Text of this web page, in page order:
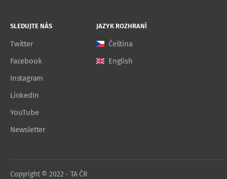
SLEDUJTE NÁS
Twitter
Facebook
Instagram
LinkedIn
YouTube
Newsletter
JAZYK ROZHRANÍ
Čeština
English
Copyright © 2022 - TA ČR